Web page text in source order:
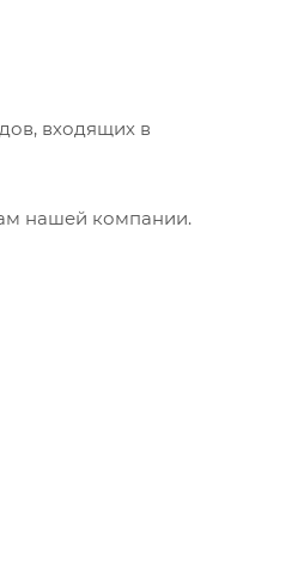
входящих в
нашей компании.